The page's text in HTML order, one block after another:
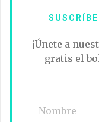
¡Únete a
gratis el